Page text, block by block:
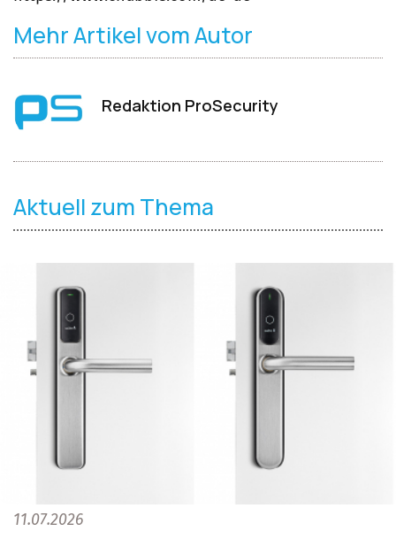
Mehr Artikel vom Autor
Redaktion ProSecurity
Aktuell zum Thema
11.07.2026